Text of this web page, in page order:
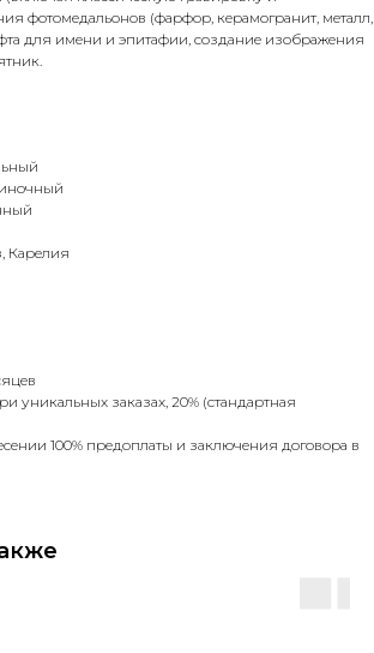
фотомедальонов (фарфор, керамогранит, металл,
для имени и эпитафии, создание изображения
Карелия
уникальных заказах, 20% (стандартная
100% предоплаты и заключения договора в